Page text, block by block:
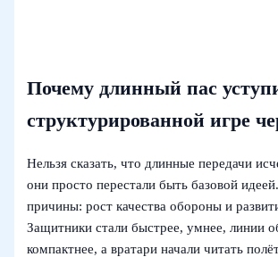
Почему длинный пас
структурированной игре
Нельзя сказать, что длинные передачи
они просто перестали быть базовой
причины: рост качества обороны и
Защитники стали быстрее, умнее, линии
компактнее, а вратари начали читать